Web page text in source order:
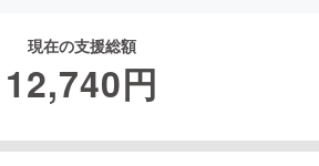
現在の支援総額
12,740円